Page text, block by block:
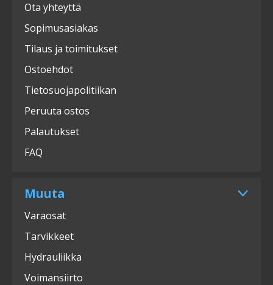
Ota yhteyttä
Sopimusasiakas
Tilaus ja toimitukset
Ostoehdot
Tietosuojapolitiikan
Peruuta ostos
Palautukset
FAQ
Muuta
Varaosat
Tarvikkeet
Hydrauliikka
Voimansiirto